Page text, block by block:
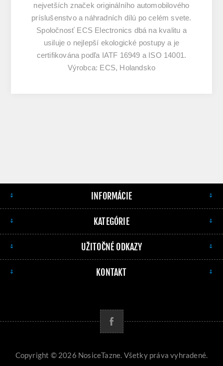
nejvetších značek originálního automobilového
príslušenstvo a náhradních dílú po celém svete.
Spoločnosť ECS Electronics dbá na kvalitu a
usiluje o nejlepší ekologické postupy a je
certifikována podľa IATF 16949 a ISO 14001.
Výrobca: ECS, Holandsko
INFORMÁCIE
KATEGÓRIE
UŽITOČNÉ ODKAZY
KONTAKT
Copyright © 2026 NosiceTazne. Všetky práva vyhradené.